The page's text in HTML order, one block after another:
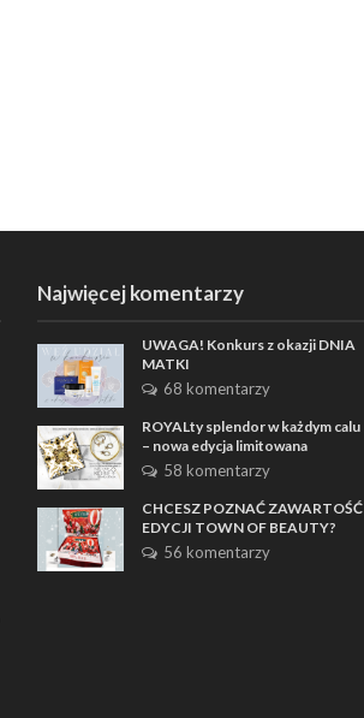
Najwięcej komentarzy
UWAGA! Konkurs z okazji DNIA
MATKI
68 komentarzy
ROYALty splendor w każdym calu
– nowa edycja limitowana
58 komentarzy
CHCESZ POZNAĆ ZAWARTOŚĆ
EDYCJI TOWN OF BEAUTY?
56 komentarzy